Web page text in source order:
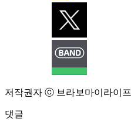
저작권자 ⓒ 브라보마이라이
댓글